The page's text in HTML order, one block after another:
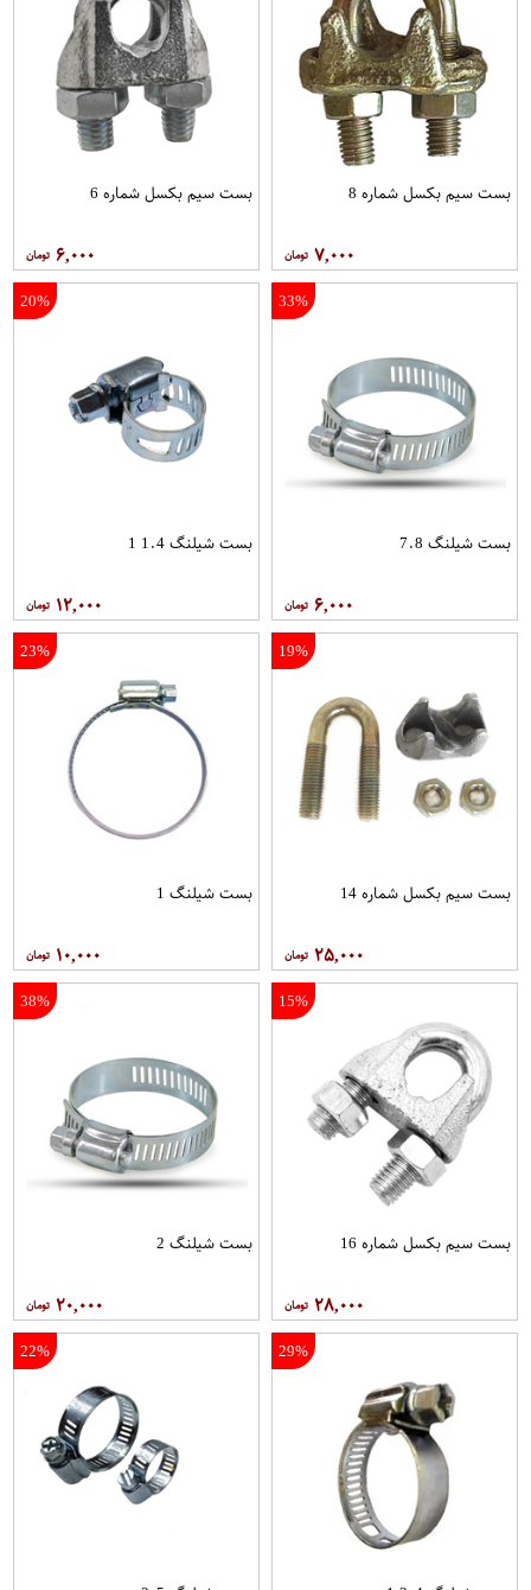
بست سیم بکسل شماره 8
۷,۰۰۰
بست سیم بکسل شماره 6
۶,۰۰۰
33%
بست شیلنگ 7.8
۶,۰۰۰
20%
بست شیلنگ 1.4 1
۱۲,۰۰۰
19%
بست سیم بکسل شماره 14
۲۵,۰۰۰
23%
بست شیلنگ 1
۱۰,۰۰۰
15%
بست سیم بکسل شماره 16
۲۸,۰۰۰
38%
بست شیلنگ 2
۲۰,۰۰۰
29%
22%